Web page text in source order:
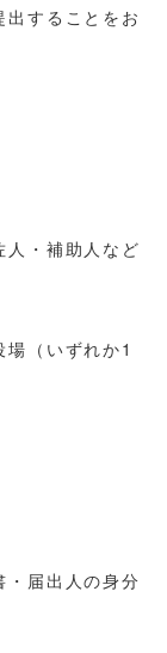
することをお
人・補助人など
（いずれか1
・届出人の身分